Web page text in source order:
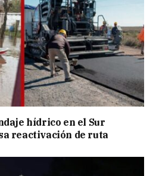
hídrico en el Sur
reactivación de ruta